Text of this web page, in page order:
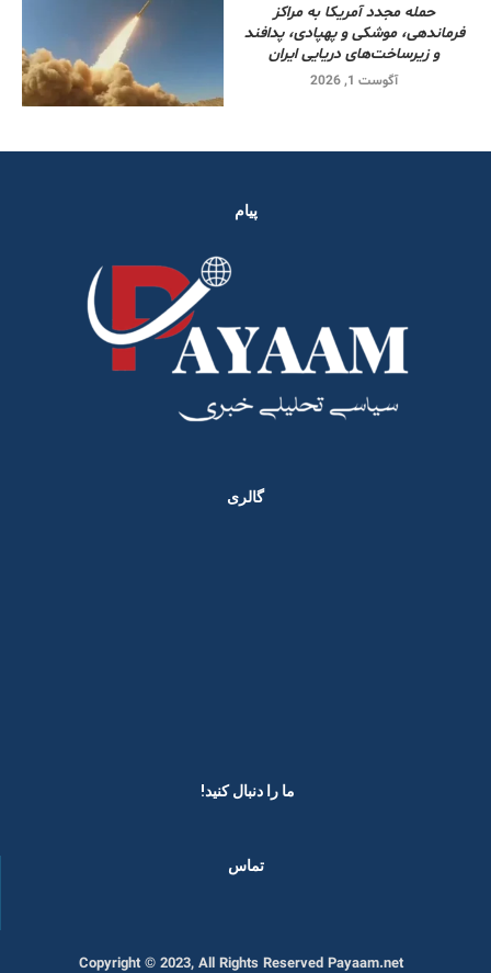
حمله مجدد آمریکا به مراکز
فرماندهی، موشکی و پهپادی، پدافند
و زیرساخت‌های دریایی ایران
آگوست 1, 2026
پیام
گالری
ما را دنبال کنید! ​
تماس
Copyright © 2023, All Rights Reserved Payaam.net